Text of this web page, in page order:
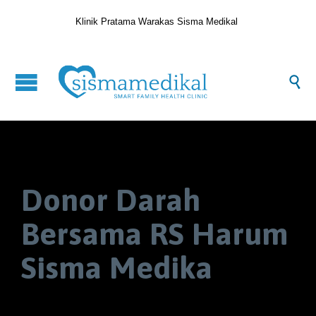
Klinik Pratama Warakas Sisma Medikal

Donor Darah
Bersama RS Harum
Sisma Medika